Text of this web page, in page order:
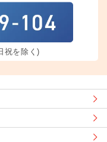
祝を除く)